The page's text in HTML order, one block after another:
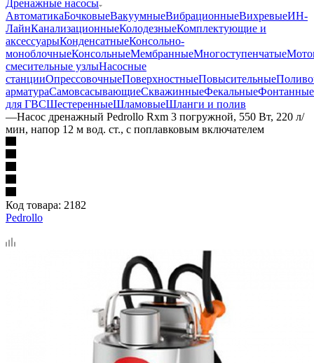
Дренажные насосы
АвтоматикаБочковыеВакуумныеВибрационныеВихревыеИН-
ЛайнКанализационныеКолодезныеКомплектующие и
аксессуарыКонденсатныеКонсольно-
моноблочныеКонсольныеМембранныеМногоступенчатые
смесительные узлыНасосные
станцииОпрессовочныеПоверхностныеПовысительные
арматураСамовсасывающиеСкважинныеФекальныеФонтанные
для ГВСШестеренныеШламовыеШланги и полив
—Насос дренажный Pedrollo Rxm 3 погружной, 550 Вт, 220 л/
мин, напор 12 м вод. ст., с поплавковым включателем
Код товара: 2182
Pedrollo